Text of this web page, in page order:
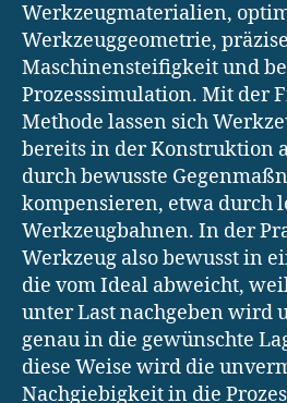
Werkzeugmaterialien,
Werkzeuggeometrie,
Maschinensteifigkeit und
Prozesssimulation. Mit der
Methode lassen sich
bereits in der Konstruktion
durch bewusste
kompensieren, etwa durch
Werkzeugbahnen. In der
Werkzeug also bewusst in
die vom Ideal abweicht,
unter Last nachgeben wird
genau in die gewünschte
diese Weise wird die
Nachgiebigkeit in die